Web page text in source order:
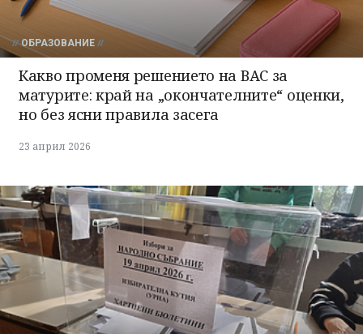
ОБРАЗОВАНИЕ
Какво променя решението на ВАС за
матурите: край на „окончателните“ оценки,
но без ясни правила засега
23 април 2026